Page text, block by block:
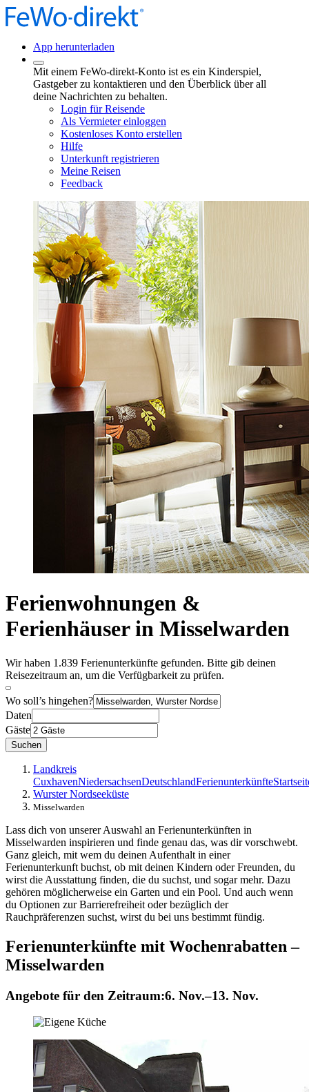
App herunterladen
Mit einem FeWo-direkt-Konto ist es ein Kinderspiel,
Gastgeber zu kontaktieren und den Überblick über all
deine Nachrichten zu behalten.
Login für Reisende
Als Vermieter einloggen
Kostenloses Konto erstellen
Hilfe
Unterkunft registrieren
Meine Reisen
Feedback
Ferienwohnungen &
Ferienhäuser in Misselwarden
Wir haben 1.839 Ferienunterkünfte gefunden. Bitte gib deinen
Reisezeitraum an, um die Verfügbarkeit zu prüfen.
Wo soll’s hingehen?
Daten
Gäste
Suchen
Landkreis
CuxhavenNiedersachsenDeutschlandFerienunterkünfte
Wurster Nordseeküste
Misselwarden
Lass dich von unserer Auswahl an Ferienunterkünften in
Misselwarden inspirieren und finde genau das, was dir vorschwebt.
Ganz gleich, mit wem du deinen Aufenthalt in einer
Ferienunterkunft buchst, ob mit deinen Kindern oder Freunden, du
wirst die Ausstattung finden, die du suchst, und sogar mehr. Dazu
gehören möglicherweise ein Garten und ein Pool. Und auch wenn
du Optionen zur Barrierefreiheit oder bezüglich der
Rauchpräferenzen suchst, wirst du bei uns bestimmt fündig.
Ferienunterkünfte mit Wochenrabatten –
Misselwarden
Angebote für den Zeitraum:6. Nov.–13. Nov.